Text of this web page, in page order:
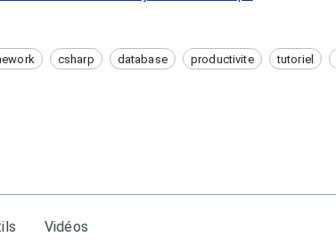
csharp database productivite tutoriel
Vidéos